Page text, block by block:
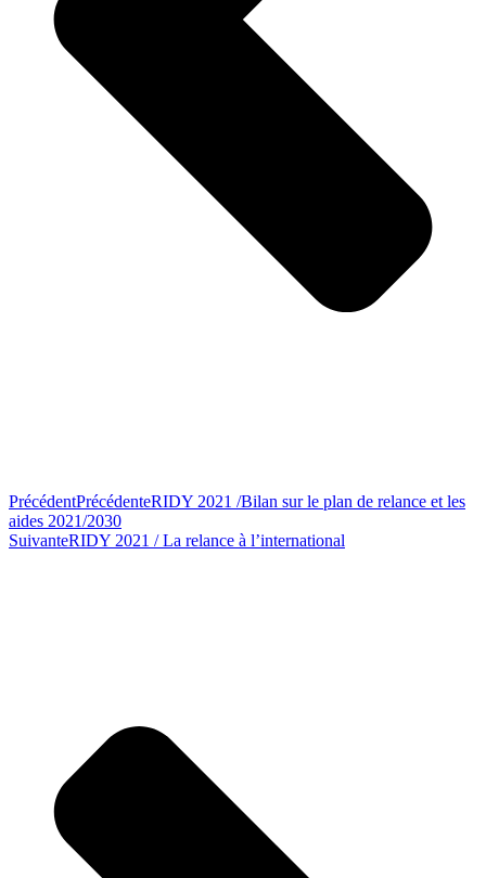
PrécédentPrécédenteRIDY 2021 /Bilan sur le plan de relance et les
aides 2021/2030
SuivanteRIDY 2021 / La relance à l’international